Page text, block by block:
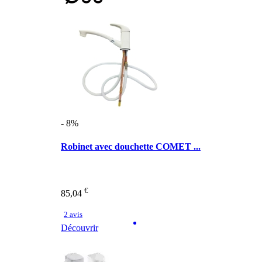
- 8%
Robinet avec douchette COMET ...
85,04 €
2 avis
Découvrir